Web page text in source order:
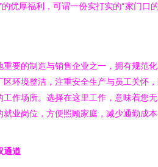
优厚福利，可谓一份实打实的“家门口
要的制造与销售企业之一，拥有规范
环境整洁，注重安全生产与员工关怀
作场所。选择在这里工作，意味着您
业岗位，方便照顾家庭，减少通勤成
通道